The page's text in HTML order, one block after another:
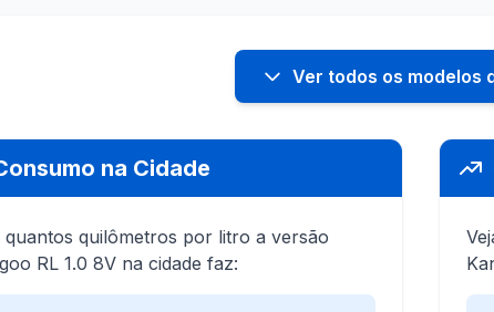
Ver todos os modelos
na Cidade
quantos quilômetros por litro a versão
RL 1.0 8V na cidade faz: